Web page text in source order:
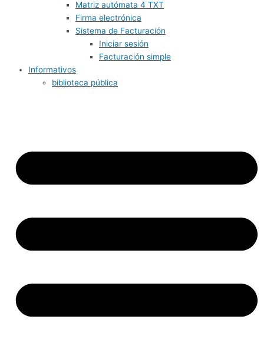
Matriz autómata 4 TXT
Firma electrónica
Sistema de Facturación
Iniciar sesión
Facturación simple
Informativos
biblioteca pública